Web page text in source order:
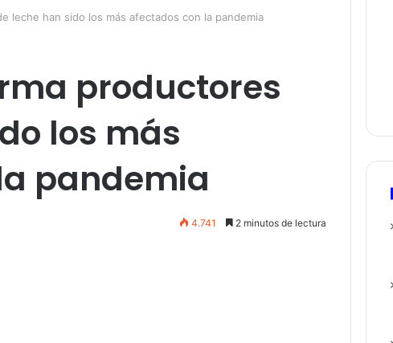
leche han sido los más afectados con la pandemia
productores
los más
pandemia
4.741 2 minutos de lectura